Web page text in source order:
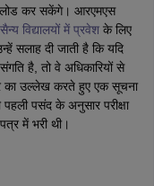
कर सकेंगे। आरएमएस
सैन्य विद्यालयों में प्रवेशके लिए
सलाह दी जाती है कि यदि
है, तो वे अधिकारियों से
का उल्लेख करते हुए एक सूचना
पहली पसंद के अनुसार परीक्षा
में भरी थी।